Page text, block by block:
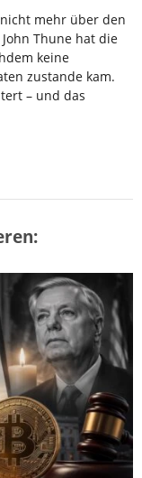
mehr über den
Thune hat die
keine
zustande kam.
– und das